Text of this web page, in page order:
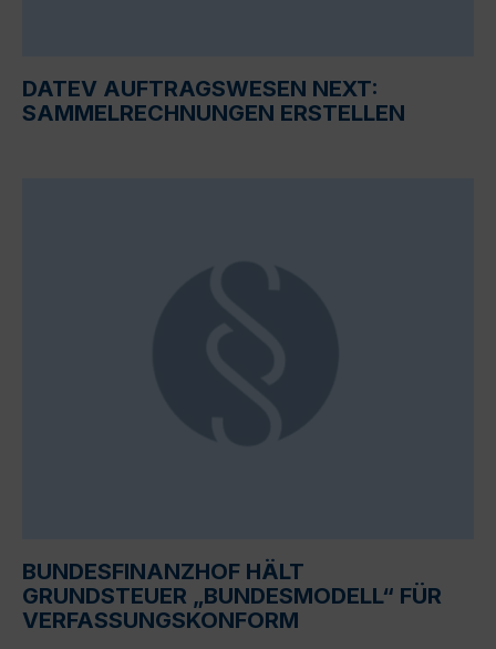
DATEV AUFTRAGSWESEN NEXT:
SAMMELRECHNUNGEN ERSTELLEN
BUNDESFINANZHOF HÄLT
GRUNDSTEUER „BUNDESMODELL“ FÜR
VERFASSUNGSKONFORM